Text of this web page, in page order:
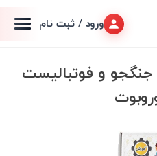
ورود / ثبت نام
و فوتبالیست